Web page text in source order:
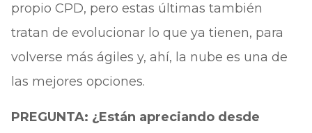
propio CPD, pero estas últimas también
tratan de evolucionar lo que ya tienen, para
volverse más ágiles y, ahí, la nube es una de
las mejores opciones.
PREGUNTA: ¿Están apreciando desde